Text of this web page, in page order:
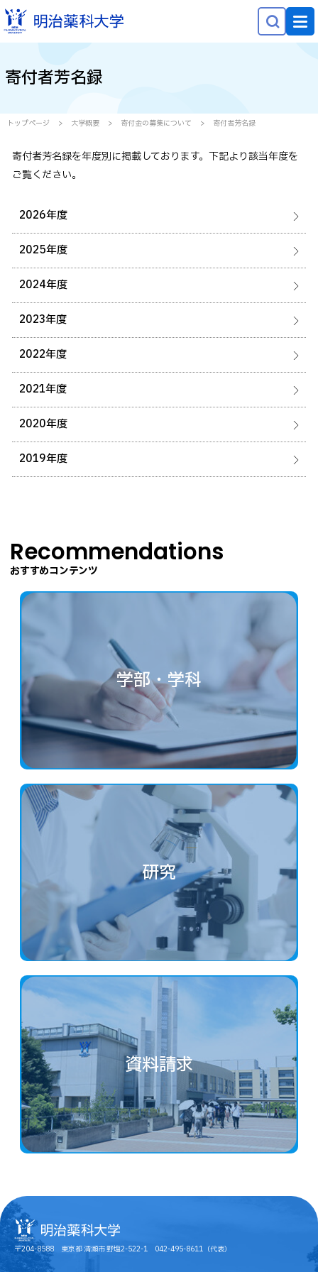
大学概要
学部学科・大学院
就職・キャリア
受験生の方へ
在学生の方へ
保護者等の方へ
卒業生の方へ
企業・一般の方へ
ご支援をお考えの方へ
維持員の方へ
イベント 入試情報 お問い合わせ
アクセス JP EN
寄付者芳名録
トップページ 大学概要 寄付金の募集について 寄付者芳名録
寄付者芳名録を年度別に掲載しております。下記より該当年度を
ご覧ください。
2026年度
2025年度
2024年度
2023年度
2022年度
2021年度
2020年度
2019年度
Recommendations
おすすめコンテンツ
学部・学科
研究
資料請求
〒204-8588 東京都 清瀬市 野塩2-522-1 042-495-8611（代表）